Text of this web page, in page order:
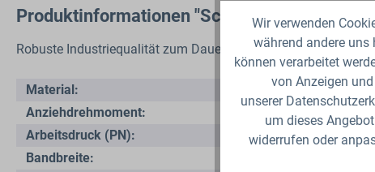
Produktinformationen "Schlauch Klemme
Robuste Industriequalität zum Dauertiefstpreis. Für die
Material:
Anziehdrehmoment:
Arbeitsdruck (PN):
Bandbreite:
Wir verwenden
während andere uns
können verarbeitet
von Anzeigen
unserer
um dieses
widerrufen oder